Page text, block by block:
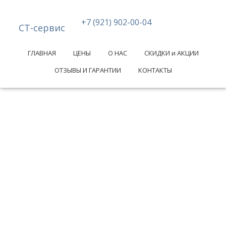
СТ-сервис +7 (921) 902-00-04
ГЛАВНАЯ ЦЕНЫ О НАС
СКИДКИ и АКЦИИ
ОТЗЫВЫ И ГАРАНТИИ
КОНТАКТЫ